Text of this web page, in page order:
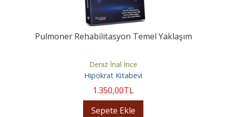
Pulmoner Rehabilitasyon Temel Yaklaşım
Deniz İnal İnce
Hipokrat Kitabevi
1.350,00TL
Sepete Ekle